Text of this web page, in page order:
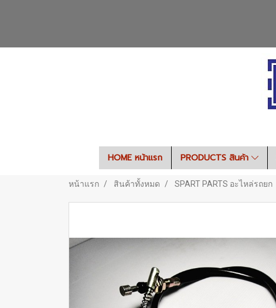
HOME หน้าแรก PRODUCTS สินค้า
หน้าแรก สินค้าทั้งหมด SPART PARTS อะไหล่รถยก